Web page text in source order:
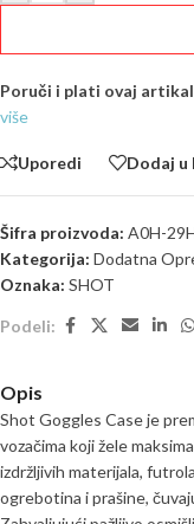
Poruči i plati ovaj
više
Uporedi Dodaj u
Šifra proizvoda: A0H-
Kategorija: Dodatna
Oznaka: SHOT
Podeli:
Opis
Shot Goggles Case je
vozačima koji žele
izdržljivih materijala,
ogrebotina i prašine,